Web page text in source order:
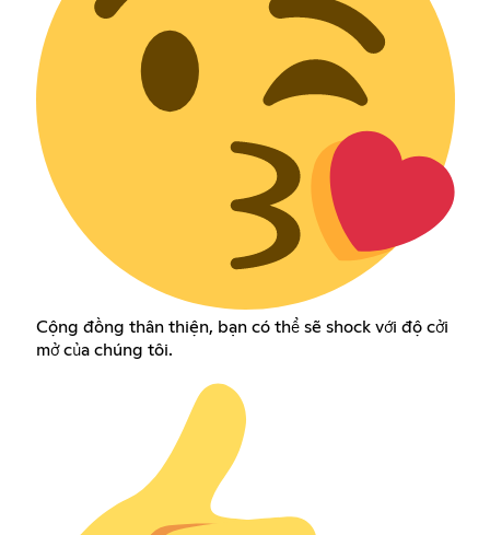
Cộng đồng thân thiện, bạn có thể sẽ shock với độ cởi
mở của chúng tôi.